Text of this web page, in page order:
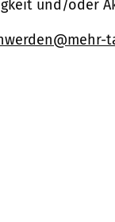
und/oder